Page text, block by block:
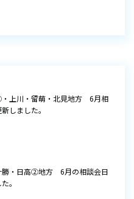
・上川・留萌・北見地方 6月相
しました。
勝・日高②地方 6月の相談会日
。